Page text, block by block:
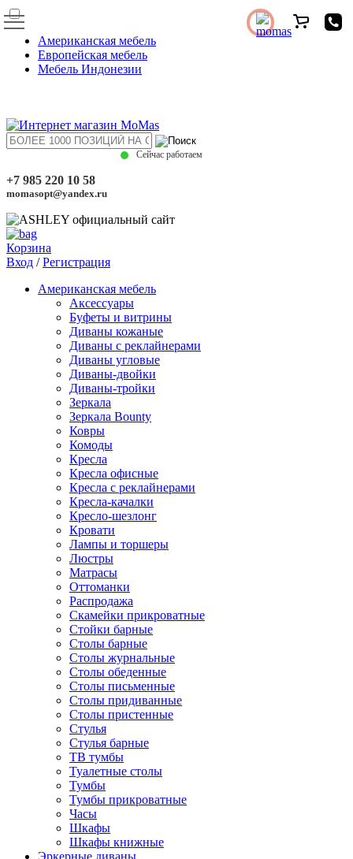
Американская мебель
Европейская мебель
Мебель Индонезии
Сейчас работаем
+7 985 220 10 58
momasopt@yandex.ru
Корзина
Вход /Регистрация
Американская мебель
Аксессуары
Буфеты и витрины
Диваны кожаные
Диваны с реклайнерами
Диваны угловые
Диваны-двойки
Диваны-тройки
Зеркала
Зеркала Bounty
Ковры
Комоды
Кресла
Кресла офисные
Кресла с реклайнерами
Кресла-качалки
Кресло-шезлонг
Кровати
Лампы и торшеры
Люстры
Матрасы
Оттоманки
Распродажа
Скамейки прикроватные
Стойки барные
Столы барные
Столы журнальные
Столы обеденные
Столы письменные
Столы придиванные
Столы пристенные
Стулья
Стулья барные
ТВ тумбы
Туалетные столы
Тумбы
Тумбы прикроватные
Часы
Шкафы
Шкафы книжные
Эркерные диваны